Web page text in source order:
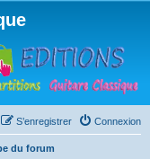
Connexion
S’enregistrer
du forum